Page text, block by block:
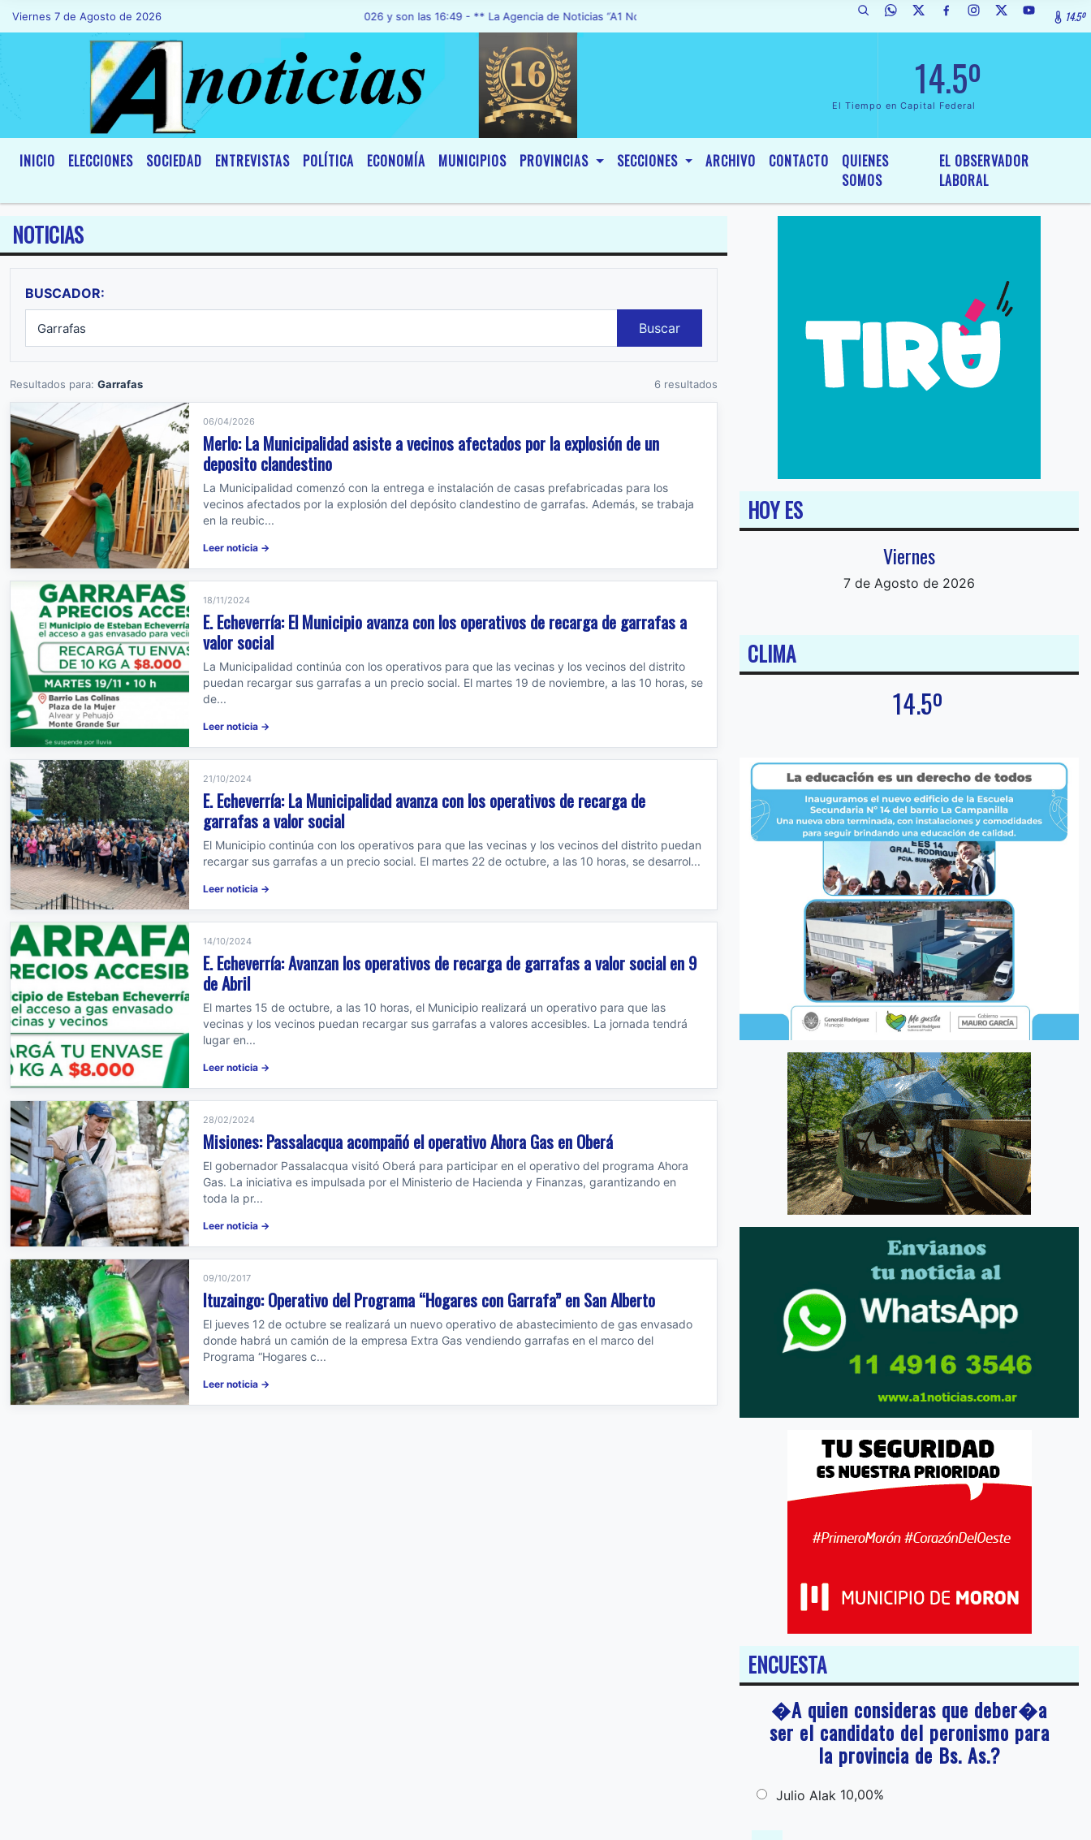
Viernes 7 de Agosto de 2026Hoy es Viernes 7 de Agosto de 2026 y son las 16:49 - ** La Agencia de Noticias “A1 Noticias”, fue declarada de Interés General y Legislativo, por Ordenanza Nº 6236/19 del HCD de14.5º
14.5º
El Tiempo en Capital Federal
INICIO ELECCIONES SOCIEDAD ENTREVISTAS POLÍTICA ECONOMÍA MUNICIPIOS PROVINCIAS SECCIONES ARCHIVO CONTACTO
QUIENES
SOMOS
EL OBSERVADOR
LABORAL
NOTICIAS
BUSCADOR:
Buscar
Resultados para: Garrafas 6 resultados
06/04/2026
Merlo: La Municipalidad asiste a vecinos afectados por la explosión de un
deposito clandestino
La Municipalidad comenzó con la entrega e instalación de casas prefabricadas para los
vecinos afectados por la explosión del depósito clandestino de garrafas. Además, se trabaja
en la reubic...
Leer noticia →
18/11/2024
E. Echeverría: El Municipio avanza con los operativos de recarga de garrafas a
valor social
La Municipalidad continúa con los operativos para que las vecinas y los vecinos del distrito
puedan recargar sus garrafas a un precio social. El martes 19 de noviembre, a las 10 horas, se
de...
Leer noticia →
21/10/2024
E. Echeverría: La Municipalidad avanza con los operativos de recarga de
garrafas a valor social
El Municipio continúa con los operativos para que las vecinas y los vecinos del distrito puedan
recargar sus garrafas a un precio social. El martes 22 de octubre, a las 10 horas, se desarrol...
Leer noticia →
14/10/2024
E. Echeverría: Avanzan los operativos de recarga de garrafas a valor social en 9
de Abril
El martes 15 de octubre, a las 10 horas, el Municipio realizará un operativo para que las
vecinas y los vecinos puedan recargar sus garrafas a valores accesibles. La jornada tendrá
lugar en...
Leer noticia →
28/02/2024
Misiones: Passalacqua acompañó el operativo Ahora Gas en Oberá
El gobernador Passalacqua visitó Oberá para participar en el operativo del programa Ahora
Gas. La iniciativa es impulsada por el Ministerio de Hacienda y Finanzas, garantizando en
toda la pr...
Leer noticia →
09/10/2017
Ituzaingo: Operativo del Programa “Hogares con Garrafa” en San Alberto
El jueves 12 de octubre se realizará un nuevo operativo de abastecimiento de gas envasado
donde habrá un camión de la empresa Extra Gas vendiendo garrafas en el marco del
Programa “Hogares c...
Leer noticia →
HOY ES
Viernes
7 de Agosto de 2026
CLIMA
14.5º
ENCUESTA
�A quien consideras que deber�a
ser el candidato del peronismo para
la provincia de Bs. As.?
Julio Alak 10,00%